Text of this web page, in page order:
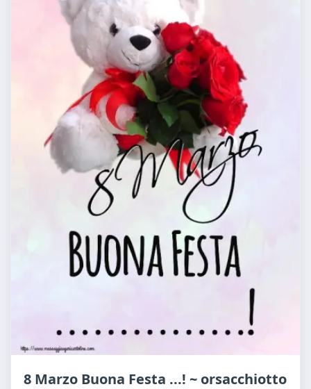
8 Marzo Buona Festa ...! ~ orsacchiotto